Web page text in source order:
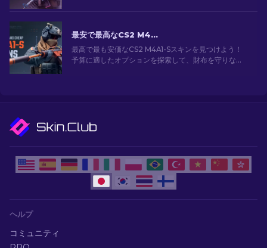
最安で最高なCS2 M4A1-Sスキン[2026]
最高で最も安価なCS2 M4A1-Sスキンを見つけよう！
予算に適したオプションを探索して、財布を守りなが
ヘルプ
コミュニティ